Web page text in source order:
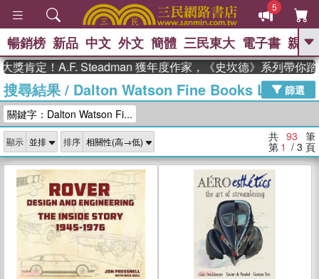
5
GO
熱搜： 東野圭吾 、 高希均教授回憶錄
、 The Odyssey 、 父親節 、 如果歷
獎 臺灣漫遊錄 、 方念華 、 台灣的李
登輝時代
數學女孩：黎曼猜想 、
偉大的迷走神經
暢銷榜 新品 中文 外文 簡體 三民東大 電子書 親子
！A.F. Steadman 獲年度作家，《史坎德》系列帶你踏上熱血
搜尋結果/ Dalton Watson Fine Books Ltd 篩選
關鍵字：Dalton Watson Fi...
顯示 排序 共 93 筆
第 1 / 3 頁